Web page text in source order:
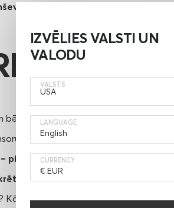
IZVĒLIES VALSTI UN
VALODU
VALSTS
LANGUAGE
CURRENCY
JŪTAS?
bērni var reaģēt ļoti individuāli.
stimulāciju, kāda veidojas lietojot,
pirms akupresūras paklāja
taktilu (taustes) stimulāciju.Vai
Kā bērns jūtas pēc sensoras (sajūtu)